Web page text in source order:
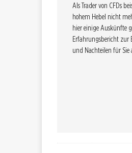
Als Trader von CFDs
hohem Hebel nicht
hier einige Auskünfte
Erfahrungsbericht zur
und Nachteilen für Sie